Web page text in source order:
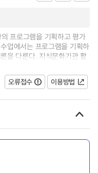
프로그램을 기획하고 평가
업에서는 프로그램을 기획하
을 다룬다. 지식문화기관 활
오류접수 이용방법